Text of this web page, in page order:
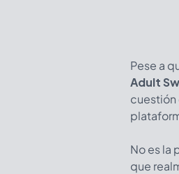
Pese a
Adult
cuestión
No es la
que